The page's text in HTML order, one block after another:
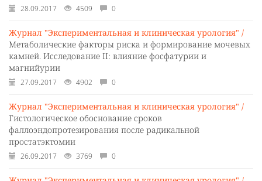
28.09.2017 4509 0
Журнал "Экспериментальная и клиническая урология" /
Метаболические факторы риска и формирование мочевых
камней. Исследование II: влияние фосфатурии и
магнийурии
27.09.2017 4902 0
Журнал "Экспериментальная и клиническая урология" /
Гистологическое обоснование сроков
фаллоэндопротезирования после радикальной
простатэктомии
26.09.2017 3769 0